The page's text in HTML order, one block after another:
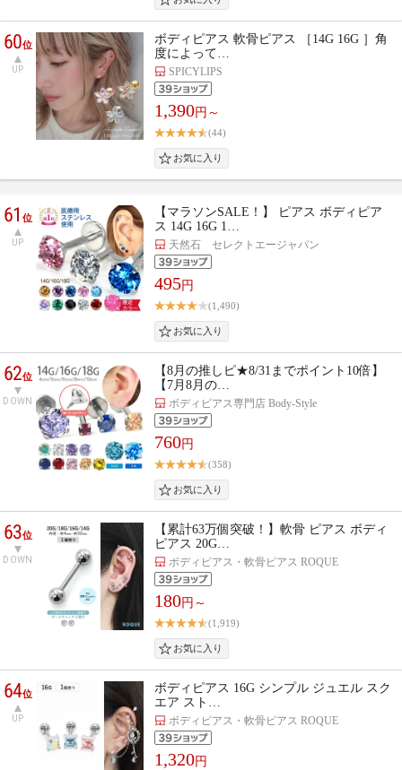
60位
UP
ボディピアス 軟骨ピアス ［14G 16G ］角
度によって…
SPICYLIPS
1,390円～
(44)
61位
UP
【マラソンSALE！】 ピアス ボディピア
ス 14G 16G 1…
天然石 セレクトエージャパン
495円
(1,490)
62位
DOWN
【8月の推しピ★8/31までポイント10倍】
【7月8月の…
ボディピアス専門店 Body-Style
760円
(358)
63位
DOWN
【累計63万個突破！】軟骨 ピアス ボディ
ピアス 20G…
ボディピアス・軟骨ピアス ROQUE
180円～
(1,919)
64位
UP
ボディピアス 16G シンプル ジュエル スク
エア スト…
ボディピアス・軟骨ピアス ROQUE
1,320円